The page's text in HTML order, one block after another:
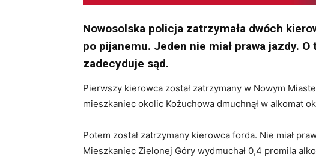
Nowosolska policja zatrzymała dwóch
po pijanemu. Jeden nie miał prawa jazdy.
zadecyduje sąd.
Pierwszy kierowca został zatrzymany w Nowym
mieszkaniec okolic Kożuchowa dmuchnął w alkomat
Potem został zatrzymany kierowca forda. Nie miał
Mieszkaniec Zielonej Góry wydmuchał 0,4 promila